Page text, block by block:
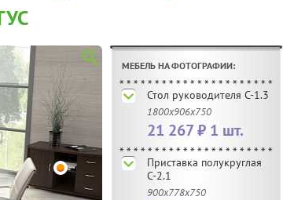
МЕБЕЛЬ НА ФОТОГРАФИИ:
Стол руководителя C-1.3
1800х906х750
21 267 ₽ 1 шт.
Приставка полукруглая
С-2.1
900х778х750